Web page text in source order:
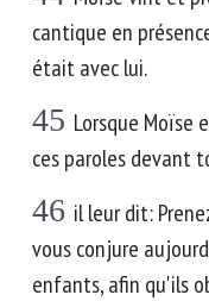
cantique en
était avec lui.
45 Lorsque Moïse
ces paroles devant
46 il leur dit:
vous conjure
enfants, afin qu'ils